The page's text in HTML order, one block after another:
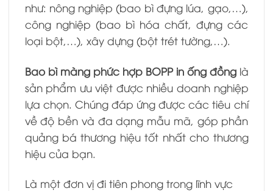
như: nông nghiệp (bao bì đựng lúa, gạo,…),
công nghiệp (bao bì hóa chất, đựng các
loại bột,…), xây dựng (bột trét tường,…).
Bao bì màng phức hợp BOPP in ống đồnglà
sản phẩm ưu việt được nhiều doanh nghiệp
lựa chọn. Chúng đáp ứng được các tiêu chí
về độ bền và đa dạng mẫu mã, góp phần
quảng bá thương hiệu tốt nhất cho thương
hiệu của bạn.
Là một đơn vị đi tiên phong trong lĩnh vực